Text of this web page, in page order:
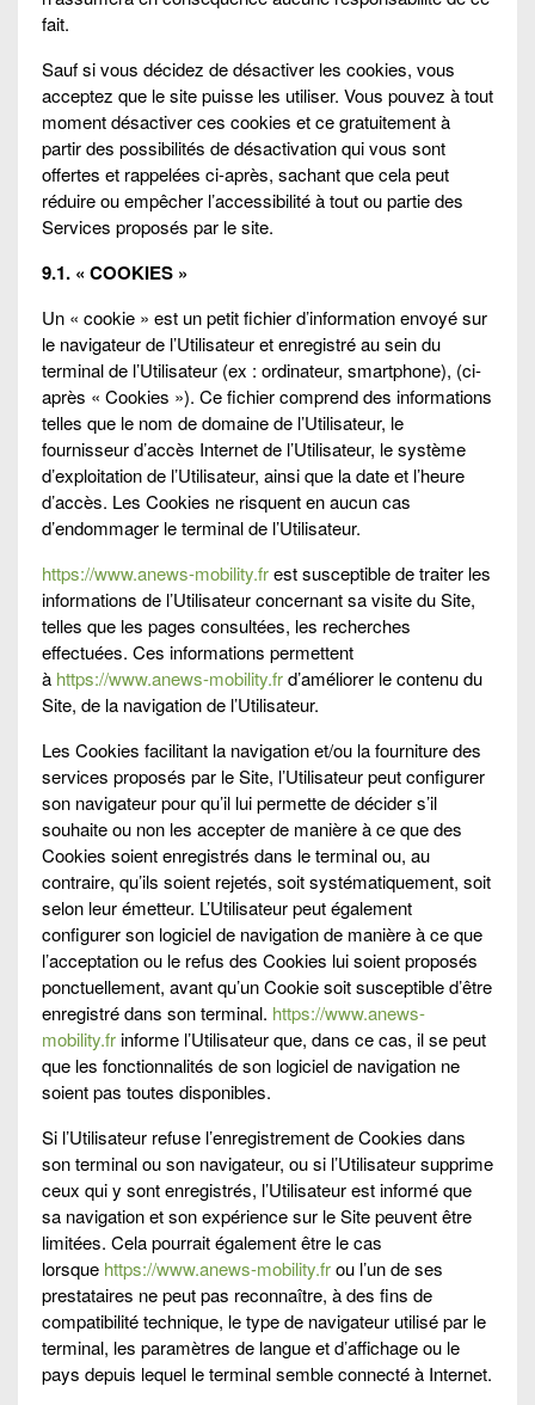
fait.
Sauf si vous décidez de désactiver les cookies, vous
acceptez que le site puisse les utiliser. Vous pouvez à tout
moment désactiver ces cookies et ce gratuitement à
partir des possibilités de désactivation qui vous sont
offertes et rappelées ci-après, sachant que cela peut
réduire ou empêcher l’accessibilité à tout ou partie des
Services proposés par le site.
9.1. « COOKIES »
Un « cookie » est un petit fichier d’information envoyé sur
le navigateur de l’Utilisateur et enregistré au sein du
terminal de l’Utilisateur (ex : ordinateur, smartphone), (ci-
après « Cookies »). Ce fichier comprend des informations
telles que le nom de domaine de l’Utilisateur, le
fournisseur d’accès Internet de l’Utilisateur, le système
d’exploitation de l’Utilisateur, ainsi que la date et l’heure
d’accès. Les Cookies ne risquent en aucun cas
d’endommager le terminal de l’Utilisateur.
https://www.anews-mobility.frest susceptible de traiter les
informations de l’Utilisateur concernant sa visite du Site,
telles que les pages consultées, les recherches
effectuées. Ces informations permettent
à https://www.anews-mobility.frd’améliorer le contenu du
Site, de la navigation de l’Utilisateur.
Les Cookies facilitant la navigation et/ou la fourniture des
services proposés par le Site, l’Utilisateur peut configurer
son navigateur pour qu’il lui permette de décider s’il
souhaite ou non les accepter de manière à ce que des
Cookies soient enregistrés dans le terminal ou, au
contraire, qu’ils soient rejetés, soit systématiquement, soit
selon leur émetteur. L’Utilisateur peut également
configurer son logiciel de navigation de manière à ce que
l’acceptation ou le refus des Cookies lui soient proposés
ponctuellement, avant qu’un Cookie soit susceptible d’être
enregistré dans son terminal. https://www.anews-
mobility.frinforme l’Utilisateur que, dans ce cas, il se peut
que les fonctionnalités de son logiciel de navigation ne
soient pas toutes disponibles.
Si l’Utilisateur refuse l’enregistrement de Cookies dans
son terminal ou son navigateur, ou si l’Utilisateur supprime
ceux qui y sont enregistrés, l’Utilisateur est informé que
sa navigation et son expérience sur le Site peuvent être
limitées. Cela pourrait également être le cas
lorsque https://www.anews-mobility.frou l’un de ses
prestataires ne peut pas reconnaître, à des fins de
compatibilité technique, le type de navigateur utilisé par le
terminal, les paramètres de langue et d’affichage ou le
pays depuis lequel le terminal semble connecté à Internet.